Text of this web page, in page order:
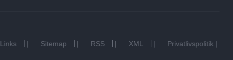
Links
| Sitemap | RSS | XML | Privatlivspolitik |